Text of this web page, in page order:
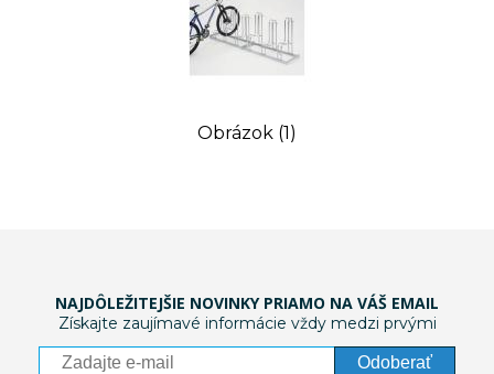
Obrázok (1)
NAJDÔLEŽITEJŠIE NOVINKY PRIAMO NA VÁŠ EMAIL
Získajte zaujímavé informácie vždy medzi prvými
Odoberať